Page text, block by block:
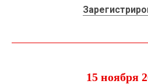
15 ноября